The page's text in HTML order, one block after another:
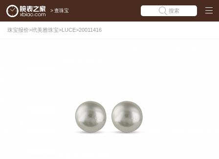
> 查珠宝 搜索
珠宝报价>玳美雅珠宝>LUCE>20011416